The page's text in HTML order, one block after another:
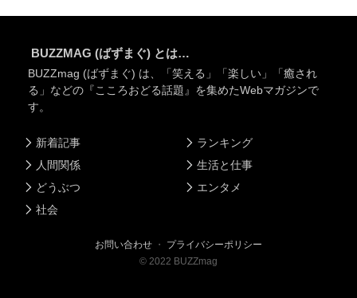
BUZZMAG (ばずまぐ) とは…
BUZZmag (ばずまぐ) は、「笑える」「楽しい」「癒され
る」などの『こころおどる話題』を集めたWebマガジンで
す。
新着記事
人間関係
どうぶつ
社会
ランキング
生活と仕事
エンタメ
お問い合わせ ・ プライバシーポリシー
© 2022 BUZZmag